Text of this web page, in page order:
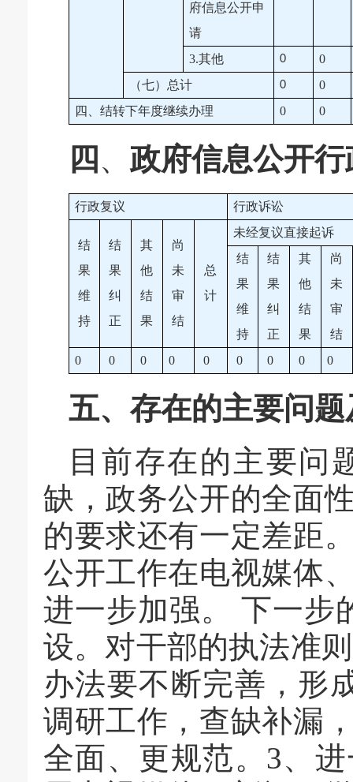
府信息公开申
请
3.其他 0
0
（七）总计
0
0
四、结转下年度继续办理
0 0
四 、政府信息公开
行政复议 行政诉讼
结
果
维
持
结
果
纠
正
其
他
结
果
尚
未
审
结
总
计
未经复议直接起诉
结
果
维
持
结
果
纠
正
其
他
结
果
尚
未
审
结
0
0 0 0 0 0 0 0 0
五、存在的主要问
目前存在的主要问
缺，政务公开的全面
的要求还有一定差距
公开工作在电视媒体
进一步加强。 下一步
设。对干部的执法准
办法要不断完善，形
调研工作，查缺补漏
全面、更规范。3、